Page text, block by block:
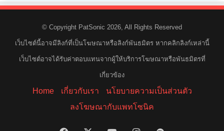
© Copyright PatSonic 2026, All Rights Reserved
เว็บไซต์นี้อาจมีลิงก์ที่เป็นโฆษณาหรือลิงก์พันธมิตร หากคลิกลิงก์เหล่านี้
เว็บไซต์อาจได้รับค่าตอบแทนจากผู้ให้บริการโฆษณาหรือพันธมิตรที่
เกี่ยวข้อง
Home เกี่ยวกับเรา
นโยบายความเป็นส่วนตัว
ลงโฆษณากับแพทโซนิค